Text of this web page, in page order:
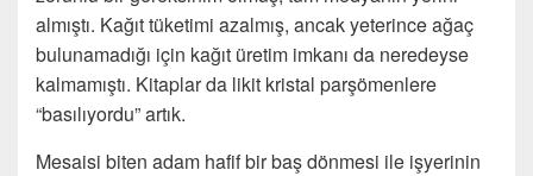
almıştı. Kağıt tüketimi azalmış, ancak yeterince ağaç
bulunamadığı için kağıt üretim imkanı da neredeyse
kalmamıştı. Kitaplar da likit kristal parşömenlere
“basılıyordu” artık.
Mesaisi biten adam hafif bir baş dönmesi ile işyerinin